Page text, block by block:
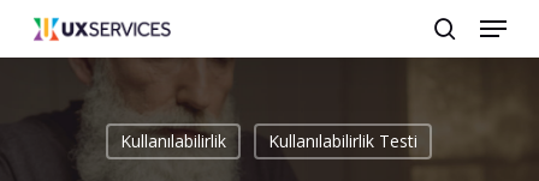
Skip
to
search
Menu
Kullanılabilirlik Kullanılabilirlik Testi